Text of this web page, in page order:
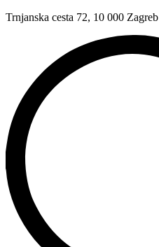
Trnjanska cesta 72, 10 000 Zagreb